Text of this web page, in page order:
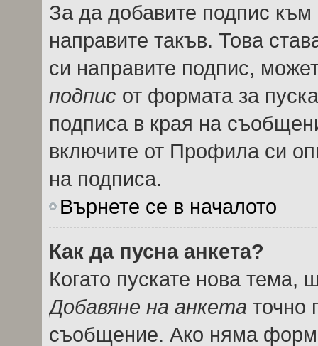
За да добавите подпис
направите такъв. Това
си направите подпис,
подпис от формата за
подписа в края на
включите от Профила си
на подписа.
Върнете се в началото
Как да пусна анкета?
Когато пускате нова
Добавяне на анкета точно
съобщение. Ако няма